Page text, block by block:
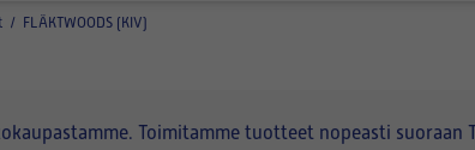
/ FLÄKTWOODS (KIV)
Toimitamme tuotteet nopeasti suoraan